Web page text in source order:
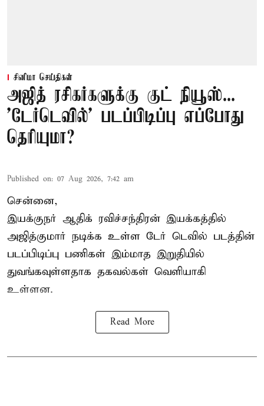
சினிமா செய்திகள்
அஜித் ரசிகர்களுக்கு குட் நியூஸ்...
'டேர்டெவில்' படப்பிடிப்பு எப்போது
தெரியுமா?
Published on: 07 Aug 2026, 7:42 am
சென்னை,
இயக்குநர் ஆதிக் ரவிச்சந்திரன் இயக்கத்தில்
அஜித்குமார் நடிக்க உள்ள டேர் டெவில் படத்தின்
படப்பிடிப்பு பணிகள் இம்மாத இறுதியில்
துவங்கவுள்ளதாக தகவல்கள் வெளியாகி
உள்ளன.
Read More